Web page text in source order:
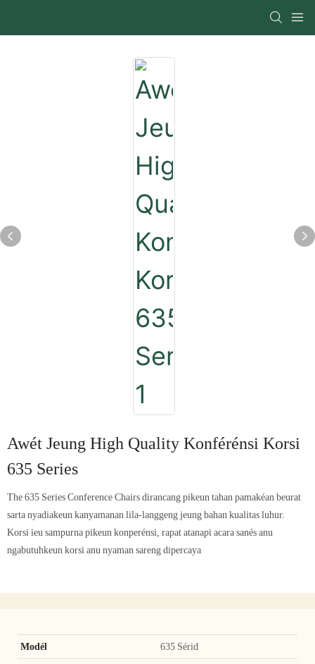
Awét Jeung High Quality Konférénsi Korsi
635 Series
The 635 Series Conference Chairs dirancang pikeun tahan pamakéan beurat
sarta nyadiakeun kanyamanan lila-langgeng jeung bahan kualitas luhur.
Korsi ieu sampurna pikeun konperénsi, rapat atanapi acara sanés anu
ngabutuhkeun korsi anu nyaman sareng dipercaya
Modél 635 Sérid